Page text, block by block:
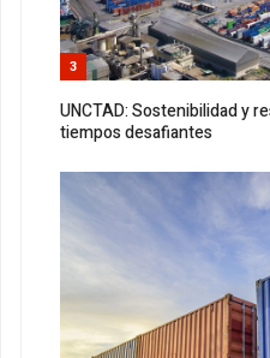
3
UNCTAD: Sostenibilidad y
tiempos desafiantes